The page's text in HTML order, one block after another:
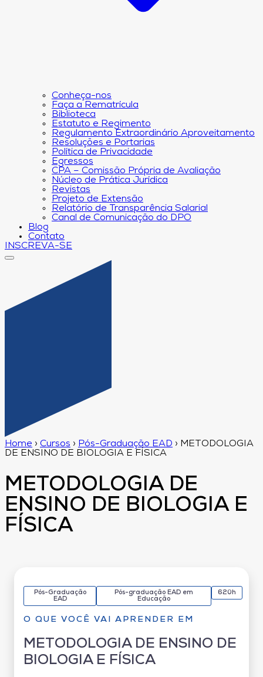
Conheça-nos
Faça a Rematrícula
Biblioteca
Estatuto e Regimento
Regulamento Extraordinário Aproveitamento
Resoluções e Portarias
Política de Privacidade
Egressos
CPA – Comissão Própria de Avaliação
Núcleo de Prática Jurídica
Revistas
Projeto de Extensão
Relatório de Transparência Salarial
Canal de Comunicação do DPO
Blog
Contato
INSCREVA-SE
Home › Cursos › Pós-Graduação EAD › METODOLOGIA
DE ENSINO DE BIOLOGIA E FÍSICA
METODOLOGIA DE
ENSINO DE BIOLOGIA E
FÍSICA
Pós-Graduação
EAD
Pós-graduação EAD em
Educação
620h
O QUE VOCÊ VAI APRENDER EM
METODOLOGIA DE ENSINO DE
BIOLOGIA E FÍSICA